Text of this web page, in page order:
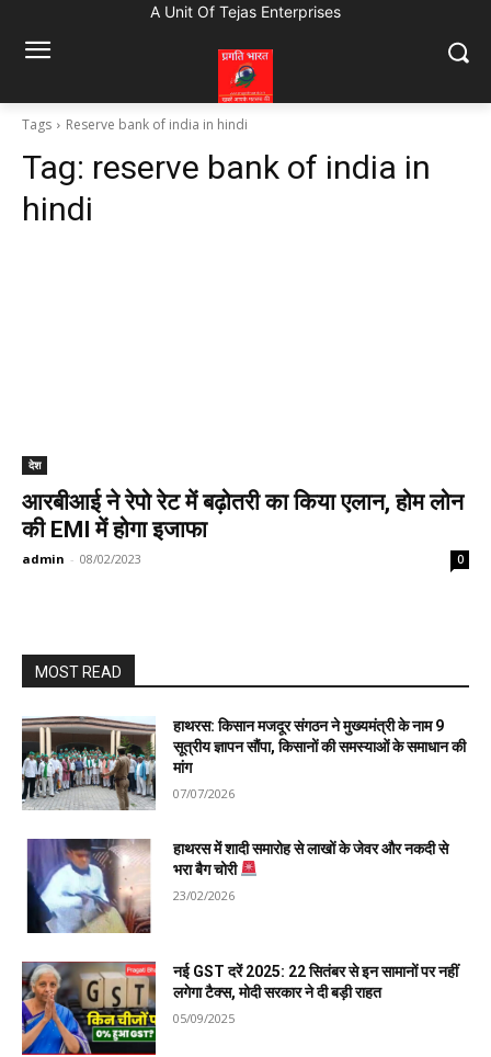
A Unit Of Tejas Enterprises
Tags Reserve bank of india in hindi
Tag: reserve bank of india in
hindi
देश
आरबीआई ने रेपो रेट में बढ़ोतरी का किया एलान, होम लोन
की EMI में होगा इजाफा
admin - 08/02/2023 0
MOST READ
हाथरस: किसान मजदूर संगठन ने मुख्यमंत्री के नाम 9
सूत्रीय ज्ञापन सौंपा, किसानों की समस्याओं के समाधान की
मांग
07/07/2026
हाथरस में शादी समारोह से लाखों के जेवर और नकदी से
भरा बैग चोरी
23/02/2026
नई GST दरें 2025: 22 सितंबर से इन सामानों पर नहीं
लगेगा टैक्स, मोदी सरकार ने दी बड़ी राहत
05/09/2025